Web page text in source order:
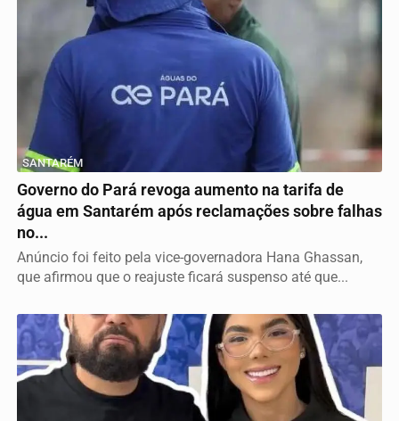
SANTARÉM
Governo do Pará revoga aumento na tarifa de
água em Santarém após reclamações sobre falhas
no...
Anúncio foi feito pela vice-governadora Hana Ghassan,
que afirmou que o reajuste ficará suspenso até que...